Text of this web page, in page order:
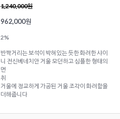
1,240,000원
962,000원
2%
반짝거리는 보석이 박혀있는 듯한 화려한 샤이
니 전신베네치안 거울 모던하고 심플한 형태의
면
취
거울에 정교하게 가공된 거울 조각이 화려함을
더해줍니다